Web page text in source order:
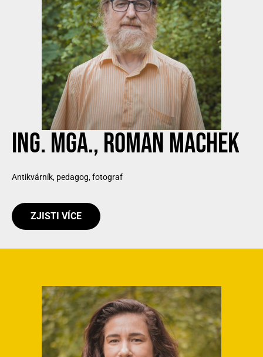
ING. MGA., ROMAN MACHEK
Antikvárník, pedagog, fotograf
ZJISTI VÍCE